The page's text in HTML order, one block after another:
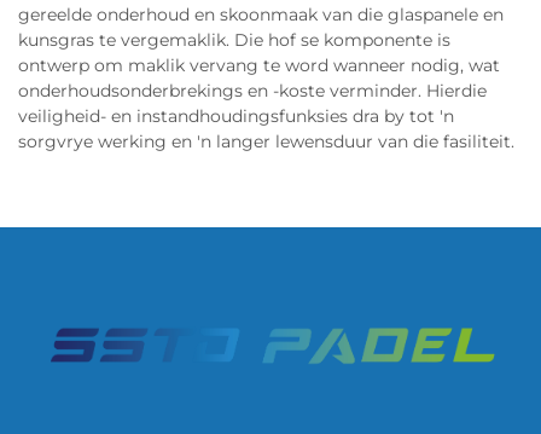
gereelde onderhoud en skoonmaak van die glaspanele en
kunsgras te vergemaklik. Die hof se komponente is
ontwerp om maklik vervang te word wanneer nodig, wat
onderhoudsonderbrekings en -koste verminder. Hierdie
veiligheid- en instandhoudingsfunksies dra by tot 'n
sorgvrye werking en 'n langer lewensduur van die fasiliteit.